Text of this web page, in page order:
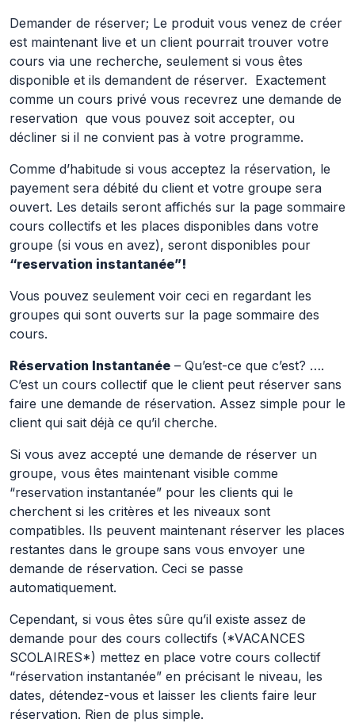
Demander de réserver; Le produit vous venez de créer
est maintenant live et un client pourrait trouver votre
cours via une recherche, seulement si vous êtes
disponible et ils demandent de réserver. Exactement
comme un cours privé vous recevrez une demande de
reservation que vous pouvez soit accepter, ou
décliner si il ne convient pas à votre programme.
Comme d’habitude si vous acceptez la réservation, le
payement sera débité du client et votre groupe sera
ouvert. Les details seront affichés sur la page sommaire
cours collectifs et les places disponibles dans votre
groupe (si vous en avez), seront disponibles pour
“reservation instantanée”!
Vous pouvez seulement voir ceci en regardant les
groupes qui sont ouverts sur la page sommaire des
cours.
Réservation Instantanée – Qu’est-ce que c’est? ….
C’est un cours collectif que le client peut réserver sans
faire une demande de réservation. Assez simple pour le
client qui sait déjà ce qu’il cherche.
Si vous avez accepté une demande de réserver un
groupe, vous êtes maintenant visible comme
“reservation instantanée” pour les clients qui le
cherchent si les critères et les niveaux sont
compatibles. Ils peuvent maintenant réserver les places
restantes dans le groupe sans vous envoyer une
demande de réservation. Ceci se passe
automatiquement.
Cependant, si vous êtes sûre qu’il existe assez de
demande pour des cours collectifs (*VACANCES
SCOLAIRES*) mettez en place votre cours collectif
“réservation instantanée” en précisant le niveau, les
dates, détendez-vous et laisser les clients faire leur
réservation. Rien de plus simple.